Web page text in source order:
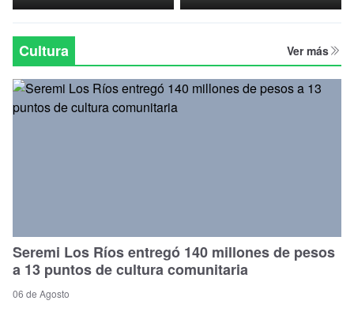
Política
Regional
Cultura Ver más
Seremi Los Ríos entregó 140 millones de pesos
a 13 puntos de cultura comunitaria
06 de Agosto